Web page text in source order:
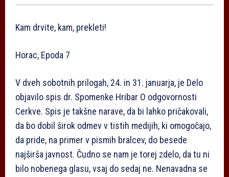
Kam drvite, kam, prekleti!
Horac, Epoda 7
V dveh sobotnih prilogah, 24. in 31. januarja, je Delo
objavilo spis dr. Spomenke Hribar O odgovornosti
Cerkve. Spis je takšne narave, da bi lahko pričakovali,
da bo dobil širok odmev v tistih medijih, ki omogočajo,
da pride, na primer v pismih bralcev, do besede
najširša javnost. Čudno se nam je torej zdelo, da tu ni
bilo nobenega glasu, vsaj do sedaj ne. Nenavadna se